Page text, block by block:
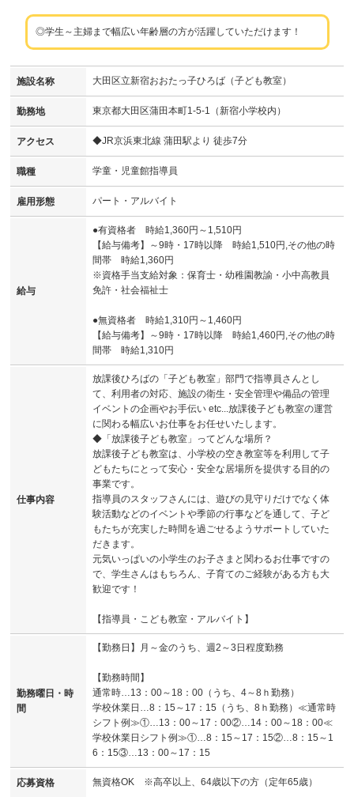
◎学生～主婦まで幅広い年齢層の方が活躍していただけます！
施設名称 大田区立新宿おおたっ子ひろば（子ども教室）
勤務地 東京都大田区蒲田本町1-5-1（新宿小学校内）
アクセス ◆JR京浜東北線 蒲田駅より 徒歩7分
職種 学童・児童館指導員
雇用形態 パート・アルバイト
給与
●有資格者 時給1,360円～1,510円
【給与備考】～9時・17時以降 時給1,510円,その他の時
間帯 時給1,360円
※資格手当支給対象：保育士・幼稚園教諭・小中高教員
免許・社会福祉士
●無資格者 時給1,310円～1,460円
【給与備考】～9時・17時以降 時給1,460円,その他の時
間帯 時給1,310円
仕事内容
放課後ひろばの「子ども教室」部門で指導員さんとし
て、利用者の対応、施設の衛生・安全管理や備品の管理
イベントの企画やお手伝い etc...放課後子ども教室の運営
に関わる幅広いお仕事をお任せいたします。
◆「放課後子ども教室」ってどんな場所？
放課後子ども教室は、小学校の空き教室等を利用して子
どもたちにとって安心・安全な居場所を提供する目的の
事業です。
指導員のスタッフさんには、遊びの見守りだけでなく体
験活動などのイベントや季節の行事などを通して、子ど
もたちが充実した時間を過ごせるようサポートしていた
だきます。
元気いっぱいの小学生のお子さまと関わるお仕事ですの
で、学生さんはもちろん、子育てのご経験がある方も大
歓迎です！
【指導員・こども教室・アルバイト】
勤務曜日・時
間
【勤務日】月～金のうち、週2～3日程度勤務
【勤務時間】
通常時…13：00～18：00（うち、4～8ｈ勤務）
学校休業日…8：15～17：15（うち、8ｈ勤務）≪通常時
シフト例≫①…13：00～17：00②…14：00～18：00≪
学校休業日シフト例≫①…8：15～17：15②…8：15～1
6：15③…13：00～17：15
応募資格 無資格OK ※高卒以上、64歳以下の方（定年65歳）